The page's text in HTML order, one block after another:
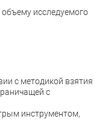
исследуемого
с методикой взятия
с
инструментом,